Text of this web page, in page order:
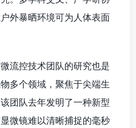
外暴晒环境可为人体表面
流控技术团队的研究也是
多个领域，聚焦于尖端生
团队去年发明了一种新型
微镜难以清晰捕捉的毫秒